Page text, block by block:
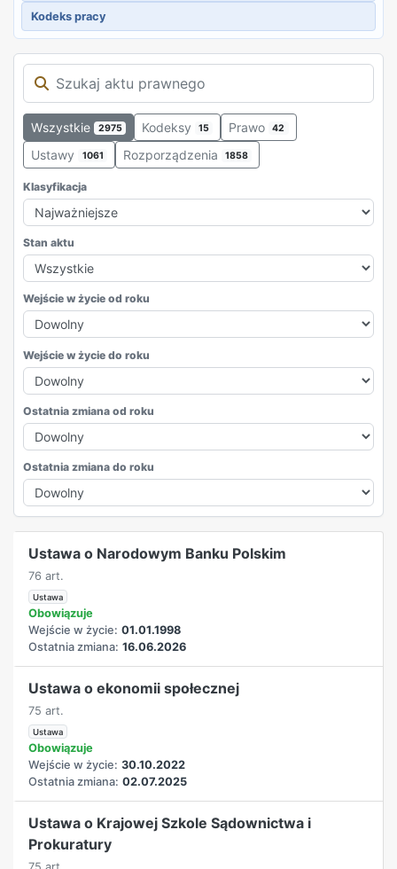
Kodeks pracy
Wszystkie 2975 Kodeksy 15 Prawo 42
Ustawy 1061 Rozporządzenia 1858
Klasyfikacja
Stan aktu
Wejście w życie od roku
Wejście w życie do roku
Ostatnia zmiana od roku
Ostatnia zmiana do roku
REKLAMA
Ustawa o Narodowym Banku Polskim
76 art.
Ustawa
Obowiązuje
Wejście w życie: 01.01.1998
Ostatnia zmiana: 16.06.2026
Ustawa o ekonomii społecznej
75 art.
Ustawa
Obowiązuje
Wejście w życie: 30.10.2022
Ostatnia zmiana: 02.07.2025
Ustawa o Krajowej Szkole Sądownictwa i
Prokuratury